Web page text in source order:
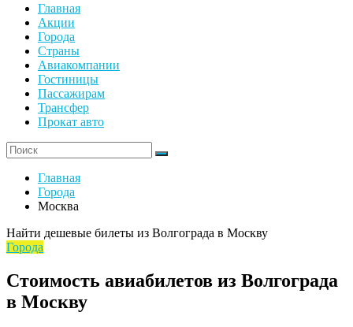
Главная
Акции
Города
Страны
Авиакомпании
Гостиницы
Пассажирам
Трансфер
Прокат авто
Главная
Города
Москва
Найти дешевые билеты из Волгограда в Москву
Города
Стоимость авиабилетов из Волгограда
в Москву